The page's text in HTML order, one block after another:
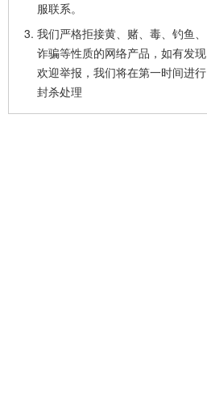
服联系。
我们严格拒接黄、赌、毒、钓鱼、
诈骗等性质的网络产品，如有发现
欢迎举报，我们将在第一时间进行
封杀处理